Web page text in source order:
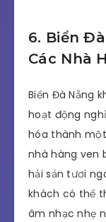
6. Biển
Các Nhà
Biển Đà Nẵng
hoạt động
hóa thành
nhà hàng ven
hải sản tươi
khách có thể
âm nhạc nhẹ